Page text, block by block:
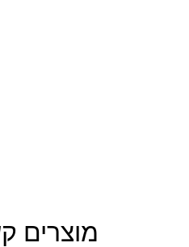
מוצרים